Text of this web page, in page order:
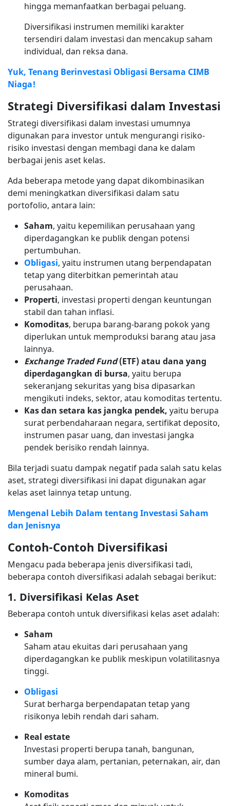
hingga memanfaatkan berbagai peluang.
Diversifikasi instrumen memiliki karakter
tersendiri dalam investasi dan mencakup saham
individual, dan reksa dana.
Yuk, Tenang Berinvestasi Obligasi Bersama CIMB
Niaga!
Strategi Diversifikasi dalam Investasi
Strategi diversifikasi dalam investasi umumnya
digunakan para investor untuk mengurangi risiko-
risiko investasi dengan membagi dana ke dalam
berbagai jenis aset kelas.
Ada beberapa metode yang dapat dikombinasikan
demi meningkatkan diversifikasi dalam satu
portofolio, antara lain:
Saham, yaitu kepemilikan perusahaan yang
diperdagangkan ke publik dengan potensi
pertumbuhan.
Obligasi, yaitu instrumen utang berpendapatan
tetap yang diterbitkan pemerintah atau
perusahaan.
Properti, investasi properti dengan keuntungan
stabil dan tahan inflasi.
Komoditas, berupa barang-barang pokok yang
diperlukan untuk memproduksi barang atau jasa
lainnya.
Exchange Traded Fund(ETF) atau dana yang
diperdagangkan di bursa, yaitu berupa
sekeranjang sekuritas yang bisa dipasarkan
mengikuti indeks, sektor, atau komoditas tertentu.
Kas dan setara kas jangka pendek, yaitu berupa
surat perbendaharaan negara, sertifikat deposito,
instrumen pasar uang, dan investasi jangka
pendek berisiko rendah lainnya.
Bila terjadi suatu dampak negatif pada salah satu kelas
aset, strategi diversifikasi ini dapat digunakan agar
kelas aset lainnya tetap untung.
Mengenal Lebih Dalam tentang Investasi Saham
dan Jenisnya
Contoh-Contoh Diversifikasi
Mengacu pada beberapa jenis diversifikasi tadi,
beberapa contoh diversifikasi adalah sebagai berikut:
1. Diversifikasi Kelas Aset
Beberapa contoh untuk diversifikasi kelas aset adalah:
Saham
Saham atau ekuitas dari perusahaan yang
diperdagangkan ke publik meskipun volatilitasnya
tinggi.
Obligasi
Surat berharga berpendapatan tetap yang
risikonya lebih rendah dari saham.
Real estate
Investasi properti berupa tanah, bangunan,
sumber daya alam, pertanian, peternakan, air, dan
mineral bumi.
Komoditas